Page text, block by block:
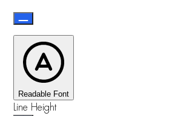
Readable Font
Line Height